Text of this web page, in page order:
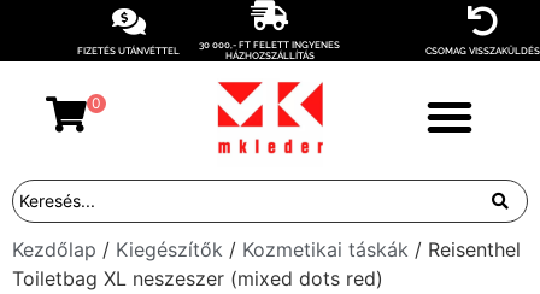
FIZETÉS UTÁNVÉTTEL
30 000,- FT FELETT INGYENES
HÁZHOZSZÁLLÍTÁS
CSOMAG VISSZAKÜLDÉS
0
Kezdőlap / Kiegészítők / Kozmetikai táskák / Reisenthel
Toiletbag XL neszeszer (mixed dots red)